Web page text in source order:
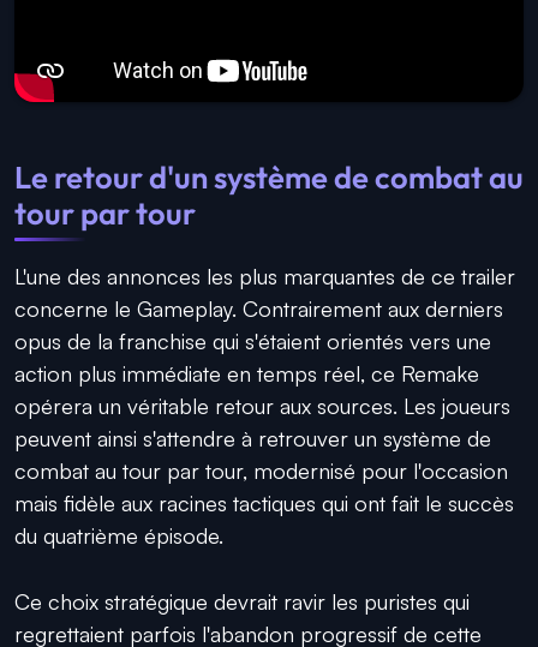
Le retour d'un système de combat au
tour par tour
L'une des annonces les plus marquantes de ce trailer
concerne le Gameplay. Contrairement aux derniers
opus de la franchise qui s'étaient orientés vers une
action plus immédiate en temps réel, ce Remake
opérera un véritable retour aux sources. Les joueurs
peuvent ainsi s'attendre à retrouver un système de
combat au tour par tour, modernisé pour l'occasion
mais fidèle aux racines tactiques qui ont fait le succès
du quatrième épisode.
Ce choix stratégique devrait ravir les puristes qui
regrettaient parfois l'abandon progressif de cette